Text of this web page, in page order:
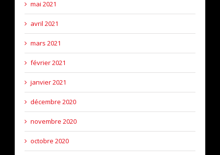
mai 2021
avril 2021
mars 2021
février 2021
janvier 2021
décembre 2020
novembre 2020
octobre 2020